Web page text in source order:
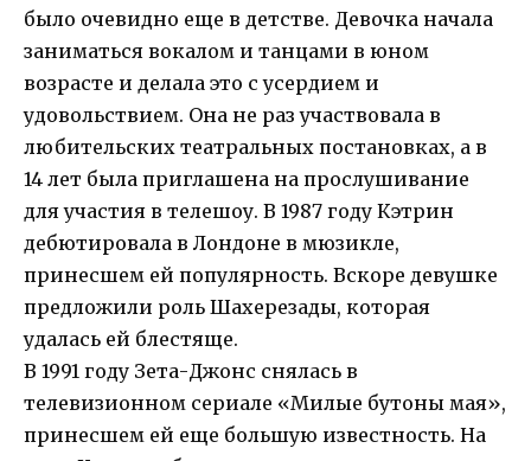
было очевидно еще в детстве. Девочка начала
заниматься вокалом и танцами в юном
возрасте и делала это с усердием и
удовольствием. Она не раз участвовала в
любительских театральных постановках, а в
14 лет была приглашена на прослушивание
для участия в телешоу. В 1987 году Кэтрин
дебютировала в Лондоне в мюзикле,
принесшем ей популярность. Вскоре девушке
предложили роль Шахерезады, которая
удалась ей блестяще.
В 1991 году Зета-Джонс снялась в
телевизионном сериале «Милые бутоны мая»,
принесшем ей еще большую известность. На